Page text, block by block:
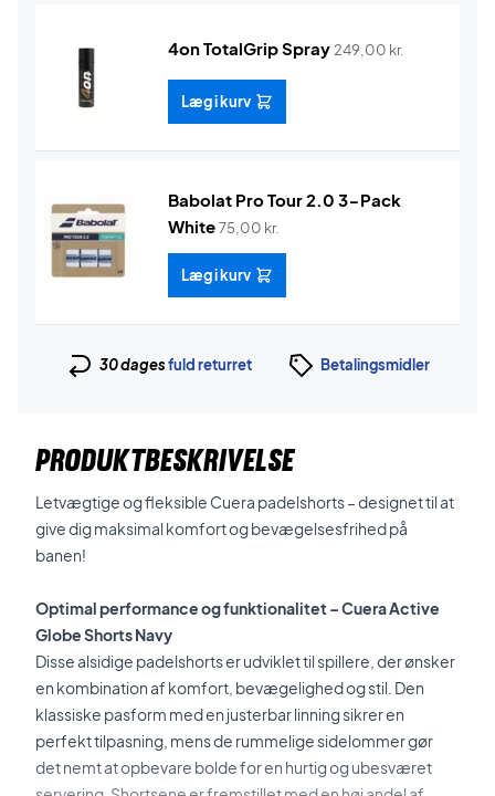
4on TotalGrip Spray 249,00 kr.
Læg i kurv
Babolat Pro Tour 2.0 3-Pack
White75,00 kr.
Læg i kurv
30 dagesfuld returret Betalingsmidler
PRODUKTBESKRIVELSE
Letvægtige og fleksible Cuera padelshorts – designet til at
give dig maksimal komfort og bevægelsesfrihed på
banen!
Optimal performance og funktionalitet – Cuera Active
Globe Shorts Navy
Disse alsidige padelshorts er udviklet til spillere, der ønsker
en kombination af komfort, bevægelighed og stil. Den
klassiske pasform med en justerbar linning sikrer en
perfekt tilpasning, mens de rummelige sidelommer gør
det nemt at opbevare bolde for en hurtig og ubesværet